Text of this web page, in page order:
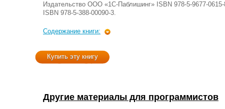
Издательство ООО «1С-Паблишинг» ISBN 978-5-9677-
ISBN 978-5-388-00090-3.
Содержание книги:
Купить эту книгу
Другие материалы для программистов